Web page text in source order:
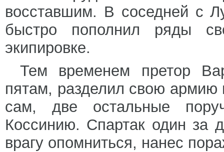
восставшим. В соседней с
быстро пополнил ряды
экипировке.
Тем временем претор
пятам, разделил свою армию
сам, две остальные
Коссинию. Спартак один за
врагу опомниться, нанес